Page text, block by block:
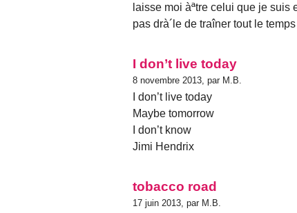
laisse moi àªtre celui que je
pas drà´le de traîner tout le
I don’t live today
8 novembre 2013, par M.B.
I don’t live today
Maybe tomorrow
I don’t know
Jimi Hendrix
tobacco road
17 juin 2013, par M.B.